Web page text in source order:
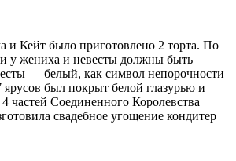
и Кейт было приготовлено 2 торта. По
у жениха и невесты должны быть
— белый, как символ непорочности
был покрыт белой глазурью и
частей Соединенного Королевства
свадебное угощение кондитер